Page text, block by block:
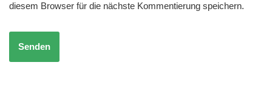
diesem Browser für die nächste Kommentierung speichern.